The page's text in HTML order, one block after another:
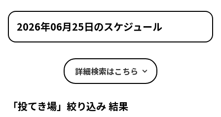
2026年06月25日のスケジュール
詳細検索はこちら
「投てき場」絞り込み 結果